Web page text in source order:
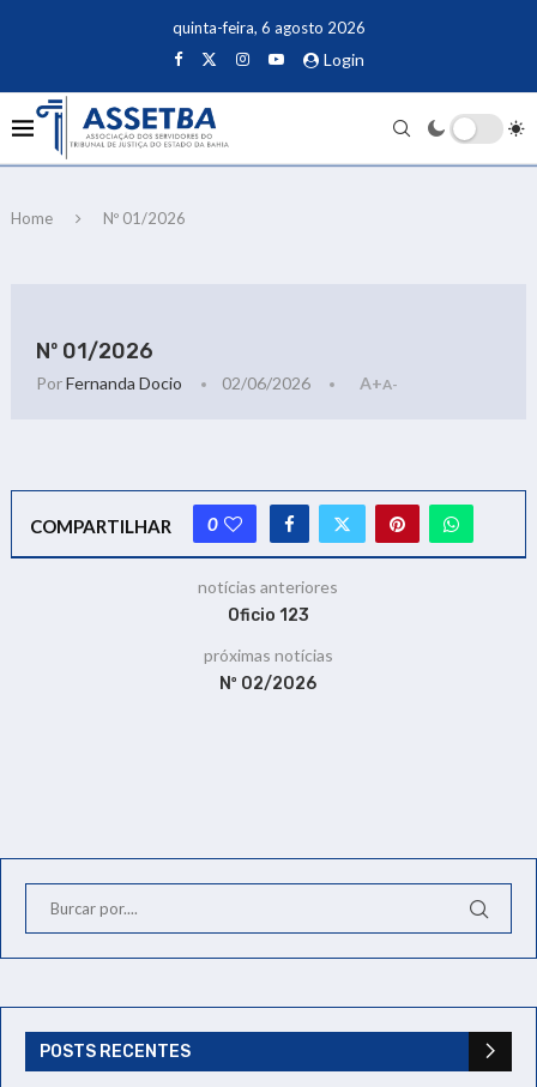
quinta-feira, 6 agosto 2026
Login
Home Nº 01/2026
Nº 01/2026
PorFernanda Docio 02/06/2026 A+A-
COMPARTILHAR 0
notícias anteriores
Oficio 123
próximas notícias
Nº 02/2026
POSTS RECENTES